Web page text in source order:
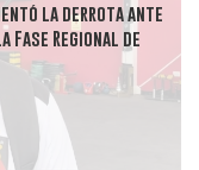
la derrota ante
Fase Regional de